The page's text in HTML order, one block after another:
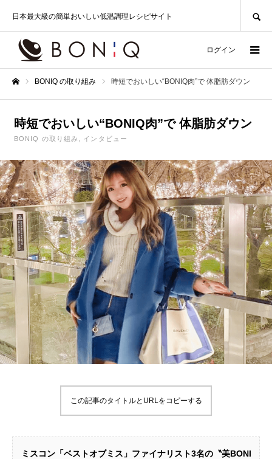
日本最大級の簡単おいしい低温調理レシピサイト
ログイン
BONIQ の取り組み 時短でおいしい“BONIQ肉”で 体脂肪ダウン
時短でおいしい“BONIQ肉”で 体脂肪ダウン
BONIQ の取り組み インタビュー
この記事のタイトルとURLをコピーする
ミスコン「ベストオブミス」ファイナリスト3名の〝美BONI